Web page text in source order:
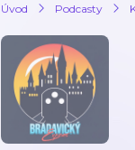
Úvod Podcasty